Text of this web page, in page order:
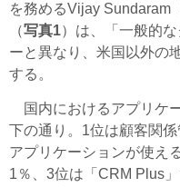
を務めるVijay Sundaram
（写真1）は、「一般的
ーと異なり、米国以外の
する。
国内におけるアプリケ
下の通り。1位は顧客関
アプリケーションが使え
1％、3位は「CRM Plus